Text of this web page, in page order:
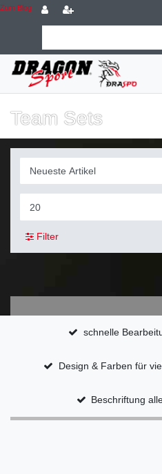
Zum Blog
Team Sets
Filter
schnelle
Design & Farben für
Beschriftung